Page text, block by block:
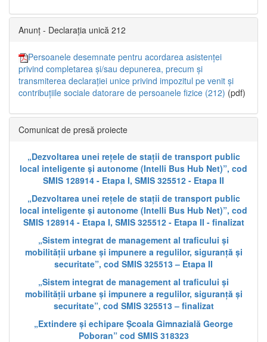
Anunț - Declarația unică 212
Persoanele desemnate pentru acordarea asistenței
privind completarea și/sau depunerea, precum și
transmiterea declarației unice privind impozitul pe venit și
contribuțiile sociale datorare de persoanele fizice (212) (pdf)
Comunicat de presă proiecte
„Dezvoltarea unei rețele de stații de transport public
local inteligente și autonome (Intelli Bus Hub Net)”, cod
SMIS 128914 - Etapa I, SMIS 325512 - Etapa II
„Dezvoltarea unei rețele de stații de transport public
local inteligente și autonome (Intelli Bus Hub Net)”, cod
SMIS 128914 - Etapa I, SMIS 325512 - Etapa II - finalizat
„Sistem integrat de management al traficului și
mobilității urbane și impunere a regulilor, siguranță și
securitate”, cod SMIS 325513 – Etapa II
„Sistem integrat de management al traficului și
mobilității urbane și impunere a regulilor, siguranță și
securitate”, cod SMIS 325513 – finalizat
„Extindere și echipare Școala Gimnazială George
Poboran” cod SMIS 318323